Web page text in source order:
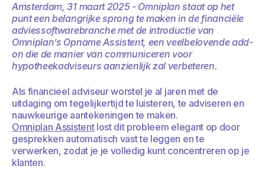
Amsterdam, 31 maart 2025 - Omniplan staat op het
punt een belangrijke sprong te maken in de financiële
adviessoftwarebranche met de introductie van
Omniplan’s Opname Assistent, een veelbelovende add-
on die de manier van communiceren voor
hypotheekadviseurs aanzienlijk zal verbeteren.
Als financieel adviseur worstel je al jaren met de
uitdaging om tegelijkertijd te luisteren, te adviseren en
nauwkeurige aantekeningen te maken.
Omniplan Assistentlost dit probleem elegant op door
gesprekken automatisch vast te leggen en te
verwerken, zodat je je volledig kunt concentreren op je
klanten.